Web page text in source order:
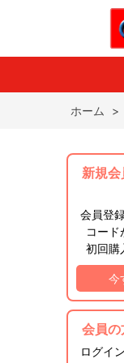
ホーム >
新規会
会員登
コード
初回購
今
会員の
ログイ